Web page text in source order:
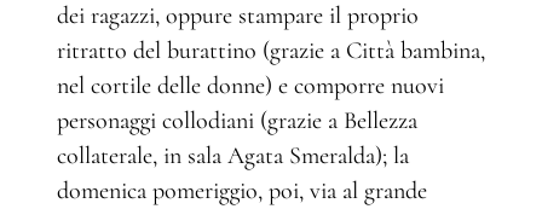
dei ragazzi, oppure stampare il proprio
ritratto del burattino (grazie a Città bambina,
nel cortile delle donne) e comporre nuovi
personaggi collodiani (grazie a Bellezza
collaterale, in sala Agata Smeralda); la
domenica pomeriggio, poi, via al grande